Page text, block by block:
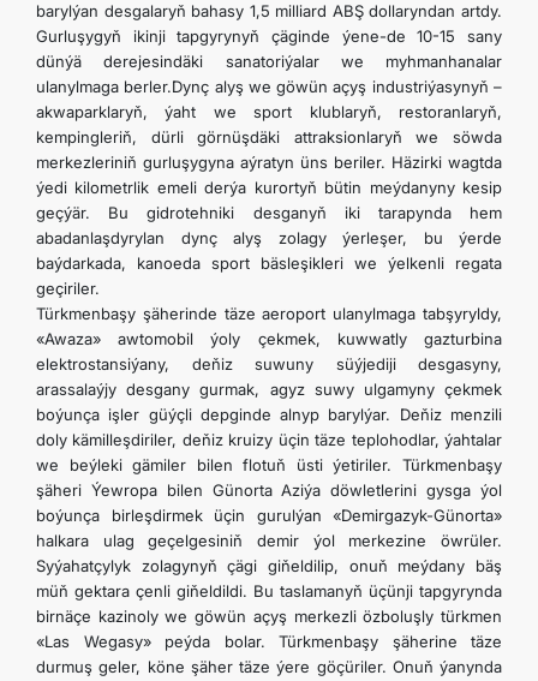
連絡先
FOLLOW US ON INSTAGRAM
INVEST TO TURKMENISTAN! PROJECTS AND USEFUL
INFORMATION
barylýan desgalaryň bahasy 1,5 milliard ABŞ dollaryndan artdy.
Gurluşygyň ikinji tapgyrynyň çäginde ýene-de 10-15 sany
dünýä derejesindäki sanatoriýalar we myhmanhanalar
ulanylmaga berler.Dynç alyş we göwün açyş industriýasynyň –
akwaparklaryň, ýaht we sport klublaryň, restoranlaryň,
kempingleriň, dürli görnüşdäki attraksionlaryň we söwda
merkezleriniň gurluşygyna aýratyn üns beriler. Häzirki wagtda
ýedi kilometrlik emeli derýa kurortyň bütin meýdanyny kesip
geçýär. Bu gidrotehniki desganyň iki tarapynda hem
abadanlaşdyrylan dynç alyş zolagy ýerleşer, bu ýerde
baýdarkada, kanoeda sport bäsleşikleri we ýelkenli regata
geçiriler.
Türkmenbaşy şäherinde täze aeroport ulanylmaga tabşyryldy,
«Awaza» awtomobil ýoly çekmek, kuwwatly gazturbina
elektrostansiýany, deňiz suwuny süýjediji desgasyny,
arassalaýjy desgany gurmak, agyz suwy ulgamyny çekmek
boýunça işler güýçli depginde alnyp barylýar. Deňiz menzili
doly kämilleşdiriler, deňiz kruizy üçin täze teplohodlar, ýahtalar
we beýleki gämiler bilen flotuň üsti ýetiriler. Türkmenbaşy
şäheri Ýewropa bilen Günorta Aziýa döwletlerini gysga ýol
boýunça birleşdirmek üçin gurulýan «Demirgazyk-Günorta»
halkara ulag geçelgesiniň demir ýol merkezine öwrüler.
Syýahatçylyk zolagynyň çägi giňeldilip, onuň meýdany bäş
müň gektara çenli giňeldildi. Bu taslamanyň üçünji tapgyrynda
birnäçe kazinoly we göwün açyş merkezli özboluşly türkmen
«Las Wegasy» peýda bolar. Türkmenbaşy şäherine täze
durmuş geler, köne şäher täze ýere göçüriler. Onuň ýanynda